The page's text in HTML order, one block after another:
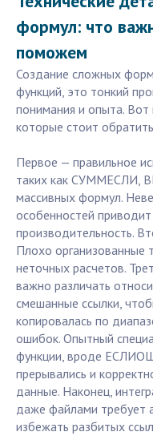
формул: что
поможем
Создание сложных
функций, это тонкий
понимания и опыта.
которые стоит
Первое — правильное
таких как СУММЕСЛИ,
массивных формул.
особенностей
производительность.
Плохо организованные
неточных расчетов.
важно различать
смешанные ссылки,
копировалась по
ошибок. Опытный
функции, вроде
прерывались и
данные. Наконец,
даже файлами требует
избежать разбитых